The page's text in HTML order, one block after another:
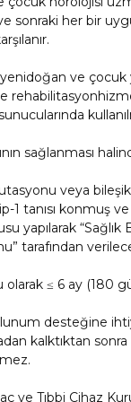
sonraki her bir
ve
sağlanması
veya
1 tanısı
“Sağlık
tarafından
≤ 6 ay (180
solunum
kalktıktan
ve Tıbbi Cihaz